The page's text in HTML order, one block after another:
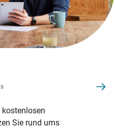
Sie rund ums